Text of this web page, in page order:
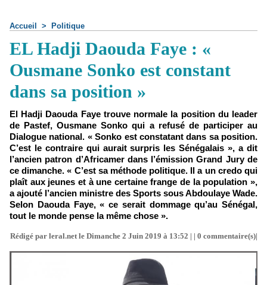
Accueil > Politique
EL Hadji Daouda Faye : «
Ousmane Sonko est constant
dans sa position »
El Hadji Daouda Faye trouve normale la position du leader
de Pastef, Ousmane Sonko qui a refusé de participer au
Dialogue national. « Sonko est constatant dans sa position.
C’est le contraire qui aurait surpris les Sénégalais », a dit
l’ancien patron d’Africamer dans l’émission Grand Jury de
ce dimanche. « C’est sa méthode politique. Il a un credo qui
plaît aux jeunes et à une certaine frange de la population »,
a ajouté l’ancien ministre des Sports sous Abdoulaye Wade.
Selon Daouda Faye, « ce serait dommage qu’au Sénégal,
tout le monde pense la même chose ».
Rédigé par leral.net le Dimanche 2 Juin 2019 à 13:52 | | 0 commentaire(s)|